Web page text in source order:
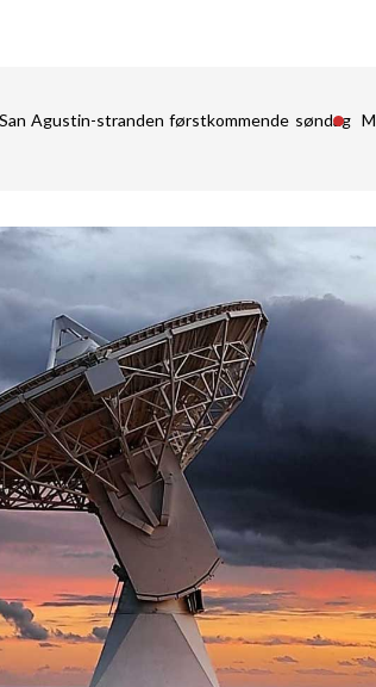
Agustin-stranden førstkommende søndag